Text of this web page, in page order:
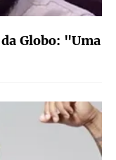
Globo: "Uma